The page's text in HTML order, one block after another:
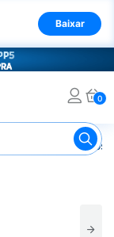
Baixar
0
para o